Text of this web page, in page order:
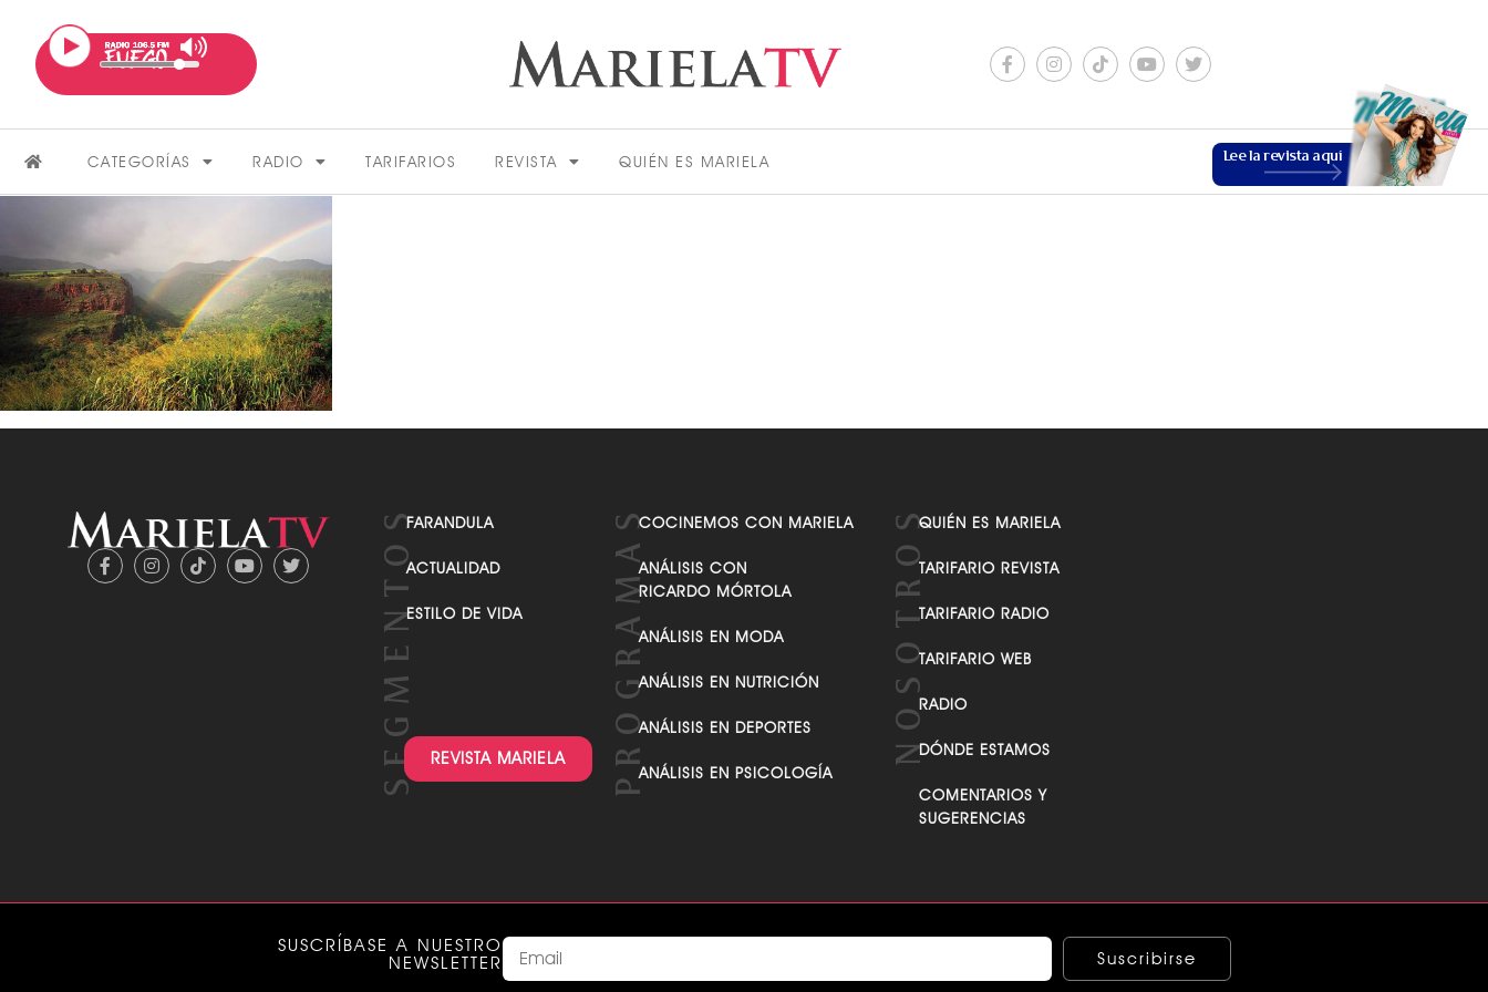
CATEGORÍAS RADIO TARIFARIOS REVISTA QUIÉN ES MARIELA Lee la revista aquí
FARÁNDULA
VER TODAS LAS CATEGORÍAS
FARANDULA
ACTUALIDAD
ESTILO DE VIDA
REVISTA MARIELA
COCINEMOS CON MARIELA
ANÁLISIS CON
RICARDO MÓRTOLA
ANÁLISIS EN MODA
ANÁLISIS EN NUTRICIÓN
ANÁLISIS EN DEPORTES
ANÁLISIS EN PSICOLOGÍA
QUIÉN ES MARIELA
TARIFARIO REVISTA
TARIFARIO RADIO
TARIFARIO WEB
RADIO
DÓNDE ESTAMOS
COMENTARIOS Y
SUGERENCIAS
SUSCRÍBASE A NUESTRO
NEWSLETTER
Suscribirse